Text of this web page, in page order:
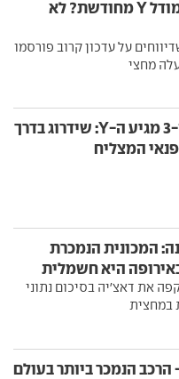
טסלה מודל Y מחודשת? לא
על עדכון קרוב פורסמו
מחצי
אחרי ה-3 מגיע ה-Y: שידרוג בדרך
המצליח
המכונית הנמכרת
היא חשמלית
את דאצ'יה בסיכום נתוני
במחצית
הנמכר ביותר בעולם